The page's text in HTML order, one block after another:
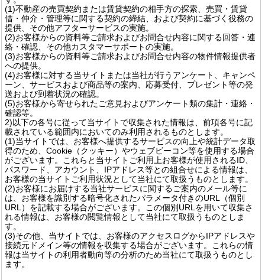
(1)不動産の売買契約または賃貸契約の相手方の探索、売買・賃貸
借・仲介・管理等に関する契約の締結、および契約に基づく役務の
提供、その他アフターサービスの実施。
(2)お客様からの資料等ご請求およびお問合せ内容に関する回答・連
絡・確認、その他カスタマーサポートの実施。
(3)お客様からの資料等ご請求およびお問合せ内容の物件情報提供者
への提供。
(4)お客様に対する当サイトまたは当社が行うアンケート、キャンペ
ーン、サービスおよび商品等の案内、応募受付、プレゼント等の発
送および到着状況の確認。
(5)お客様から寄せられたご意見およびアンケート類の集計・連絡・
確認等。
2)以下の各号に従って当サイトで収集された情報は、前項各号に記
載されている範囲内においてのみ利用されるものとします。
(1)当サイトでは、お客様へ提供するサービスの向上や統計データ取
得のため、Cookie（クッキー）やウェブビーコン等を使用する場合
がございます。これらと当サイトご利用上お客様が使用されるID、
パスワード、アカウント、IPアドレス等との組合せによる情報は、
お客様の当サイトご利用状況として当社にて取扱うものとします。
(2)お客様にお届けする当社サービスに関するご案内のメール等に
は、お客様を識別する暗号化されたパラメータ付きのURL（個別
URL）を記載する場合がございます。この個別URLを用いて収集さ
れる情報は、お客様の閲覧情報として当社にて取扱うものとしま
す。
(3)その他、当サイトでは、お客様のアクセスログからIPアドレスや
接続元ドメイン等の情報を収集する場合がございます。これらの情
報は当サイトの利用者動向等の分析のため当社にて取扱うものとし
ます。